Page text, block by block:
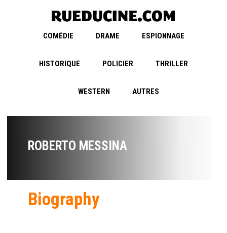
COMÉDIE DRAME ESPIONNAGE
HISTORIQUE POLICIER THRILLER
WESTERN AUTRES
ROBERTO MESSINA
Biography